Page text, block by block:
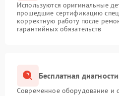
Используются оригинальные
прошедшие сертификацию
корректную работу после
гарантийных обязательств
Бесплатная
Современное оборудование и